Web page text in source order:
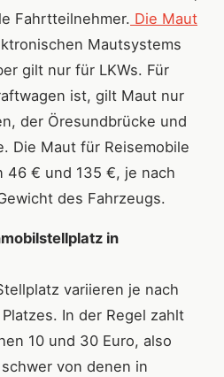
Fahrtteilnehmer. Die Maut
Mautsystems
gilt nur für LKWs. Für
ist, gilt Maut nur
der Öresundbrücke und
Die Maut für Reisemobile
46 € und 135 €, je nach
des Fahrzeugs.
in
variieren je nach
In der Regel zahlt
10 und 30 Euro, also
von denen in